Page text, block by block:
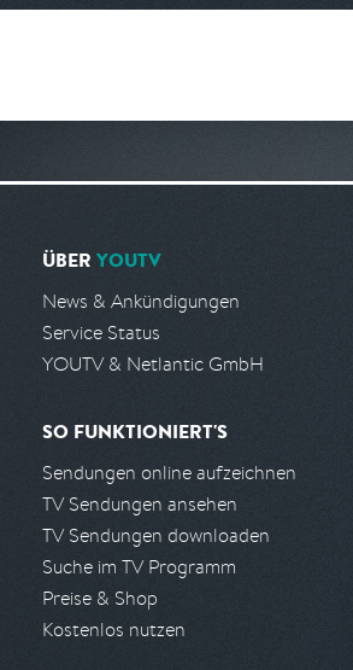
ÜBER YOUTV
News & Ankündigungen
Service Status
YOUTV & Netlantic GmbH
SO FUNKTIONIERT'S
Sendungen online aufzeichnen
TV Sendungen ansehen
TV Sendungen downloaden
Suche im TV Programm
Preise & Shop
Kostenlos nutzen